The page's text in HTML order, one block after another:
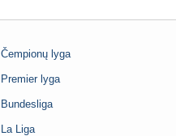
Čempionų lyga
Premier lyga
Bundesliga
La Liga